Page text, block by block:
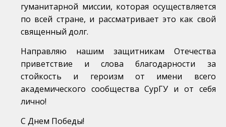
гуманитарной миссии, которая осуществляется
по всей стране, и рассматривает это как свой
священный долг.
Направляю нашим защитникам Отечества
приветствие и слова благодарности за
стойкость и героизм от имени всего
академического сообщества СурГУ и от себя
лично!
С Днем Победы!